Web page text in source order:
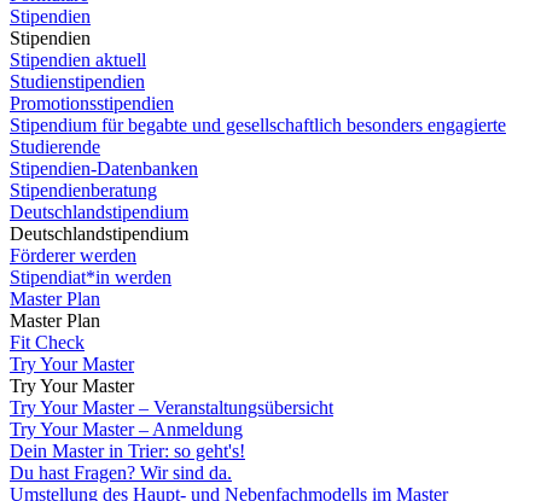
Stipendien
Stipendien
Stipendien aktuell
Studienstipendien
Promotionsstipendien
Stipendium für begabte und gesellschaftlich besonders engagierte
Studierende
Stipendien-Datenbanken
Stipendienberatung
Deutschlandstipendium
Deutschlandstipendium
Förderer werden
Stipendiat*in werden
Master Plan
Master Plan
Fit Check
Try Your Master
Try Your Master
Try Your Master – Veranstaltungsübersicht
Try Your Master – Anmeldung
Dein Master in Trier: so geht's!
Du hast Fragen? Wir sind da.
Umstellung des Haupt- und Nebenfachmodells im Master